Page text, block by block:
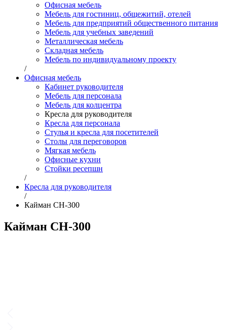
Офисная мебель
Мебель для гостиниц, общежитий, отелей
Мебель для предприятий общественного питания
Мебель для учебных заведений
Металлическая мебель
Складная мебель
Мебель по индивидуальному проекту
/
Офисная мебель
Кабинет руководителя
Мебель для персонала
Мебель для колцентра
Кресла для руководителя
Кресла для персонала
Стулья и кресла для посетителей
Столы для переговоров
Мягкая мебель
Офисные кухни
Стойки ресепшн
/
Кресла для руководителя
/
Кайман СН-300
Кайман СН-300